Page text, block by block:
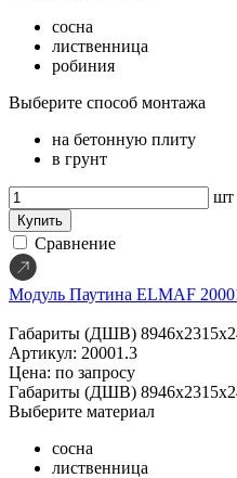
сосна
лиственница
робиния
Выберите способ монтажа
на бетонную плиту
в грунт
шт
Купить
Сравнение
Модуль Паутина ELMAF
Габариты (ДШВ)
Артикул: 20001.3
Цена: по запросу
Габариты (ДШВ)
Выберите материал
сосна
лиственница